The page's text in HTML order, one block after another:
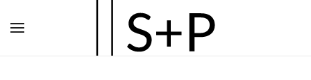
Hauptinhalt